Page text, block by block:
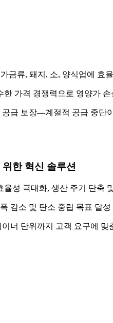
금류, 돼지, 소, 양식업에 효
한 가격 경쟁력으로 영양가
급 보장—계절적 공급 중단
한 혁신 솔루션
율성 극대화, 생산 주기 단축
감소 및 탄소 중립 목표 달성
너 단위까지 고객 요구에 맞